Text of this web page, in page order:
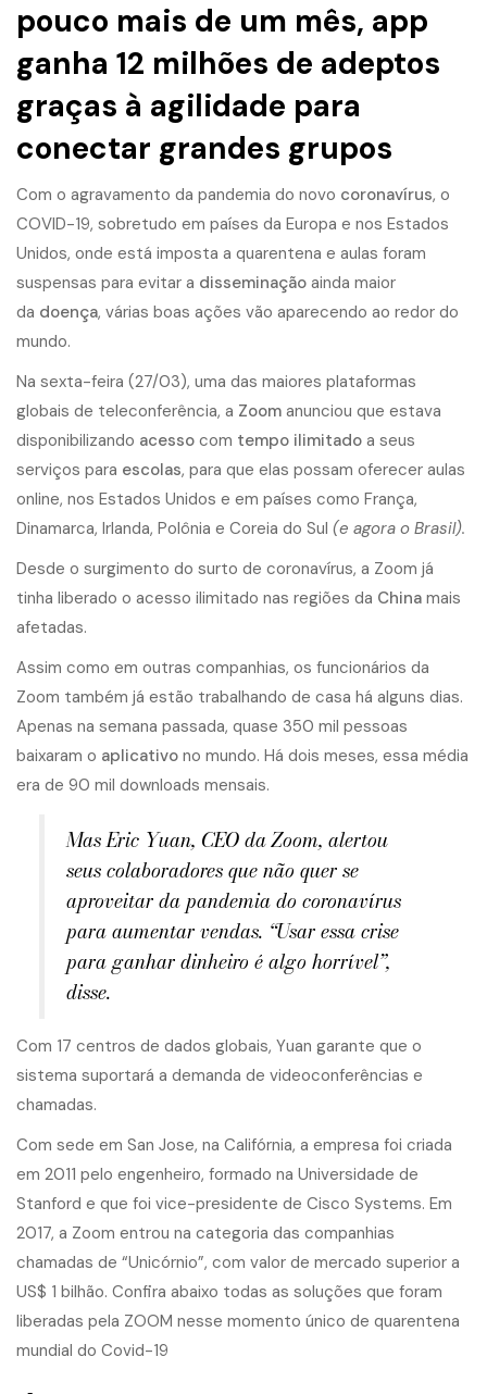
pouco mais de um mês, app
ganha 12 milhões de adeptos
graças à agilidade para
conectar grandes grupos
Com o agravamento da pandemia do novo coronavírus, o
COVID-19, sobretudo em países da Europa e nos Estados
Unidos, onde está imposta a quarentena e aulas foram
suspensas para evitar a disseminação ainda maior
da doença, várias boas ações vão aparecendo ao redor do
mundo.
Na sexta-feira (27/03), uma das maiores plataformas
globais de teleconferência, a Zoom anunciou que estava
disponibilizando acesso com tempo ilimitado a seus
serviços para escolas, para que elas possam oferecer aulas
online, nos Estados Unidos e em países como França,
Dinamarca, Irlanda, Polônia e Coreia do Sul (e agora o Brasil).
Desde o surgimento do surto de coronavírus, a Zoom já
tinha liberado o acesso ilimitado nas regiões da China mais
afetadas.
Assim como em outras companhias, os funcionários da
Zoom também já estão trabalhando de casa há alguns dias.
Apenas na semana passada, quase 350 mil pessoas
baixaram o aplicativo no mundo. Há dois meses, essa média
era de 90 mil downloads mensais.
Mas Eric Yuan, CEO da Zoom, alertou
seus colaboradores que não quer se
aproveitar da pandemia do coronavírus
para aumentar vendas. “Usar essa crise
para ganhar dinheiro é algo horrível”,
disse.
Com 17 centros de dados globais, Yuan garante que o
sistema suportará a demanda de videoconferências e
chamadas.
Com sede em San Jose, na Califórnia, a empresa foi criada
em 2011 pelo engenheiro, formado na Universidade de
Stanford e que foi vice-presidente de Cisco Systems. Em
2017, a Zoom entrou na categoria das companhias
chamadas de “Unicórnio”, com valor de mercado superior a
US$ 1 bilhão. Confira abaixo todas as soluções que foram
liberadas pela ZOOM nesse momento único de quarentena
mundial do Covid-19